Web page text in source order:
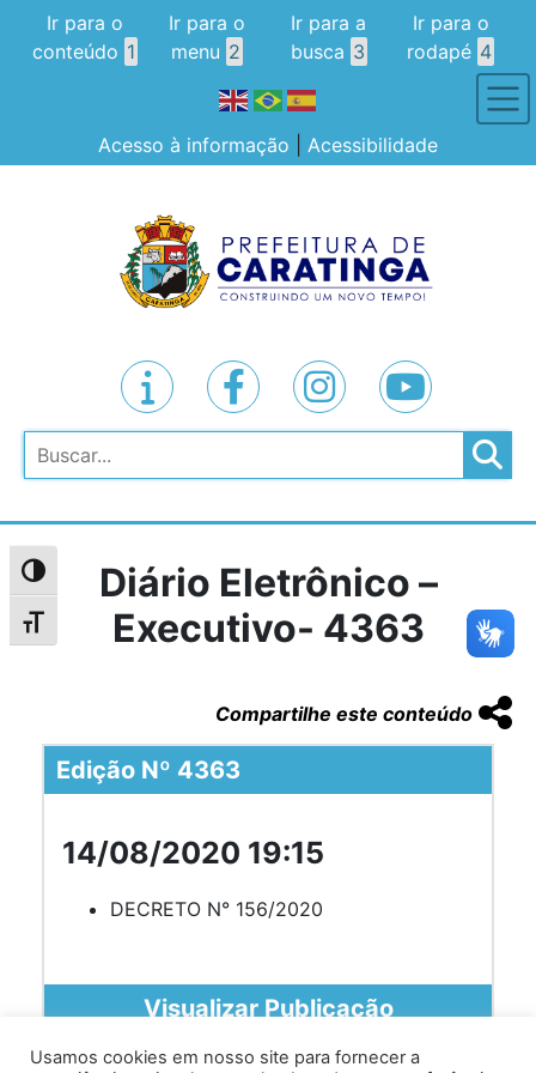
Alternar alto contraste
Alternar tamanho da fonte
Ir para o
conteúdo 1
Ir para o
menu 2
Ir para a
busca 3
Ir para o
rodapé 4
Acesso à informação Acessibilidade
Pesquisar
Diário Eletrônico –
Executivo- 4363
Compartilhe este conteúdo
Edição Nº 4363
14/08/2020 19:15
DECRETO N° 156/2020
Visualizar Publicação
Usamos cookies em nosso site para fornecer a